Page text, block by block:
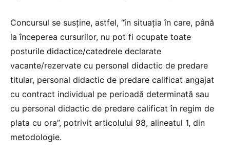
Concursul se susține, astfel, “în situaţia în care, până
la începerea cursurilor, nu pot fi ocupate toate
posturile didactice/catedrele declarate
vacante/rezervate cu personal didactic de predare
titular, personal didactic de predare calificat angajat
cu contract individual pe perioadă determinată sau
cu personal didactic de predare calificat în regim de
plata cu ora”, potrivit articolului 98, alineatul 1, din
metodologie.